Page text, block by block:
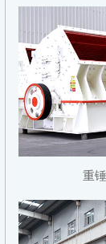
重